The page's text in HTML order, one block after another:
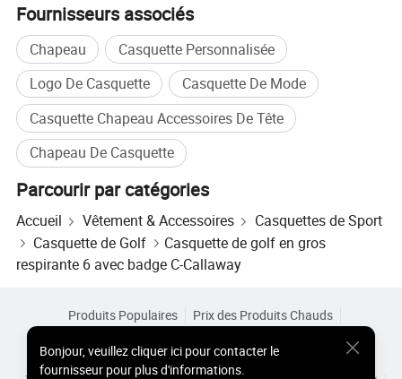
Fournisseurs associés
Chapeau
Casquette Personnalisée
Logo De Casquette
Casquette De Mode
Casquette Chapeau Accessoires De Tête
Chapeau De Casquette
Parcourir par catégories
Accueil Vêtement & Accessoires
Casquettes de Sport
Casquette de Golf
Casquette de golf en gros
respirante 6 avec badge C-Callaway
Bonjour,veuillez cliquer ici pour contacter le
fournisseur pour plus d'informations.
Produits Populaires
Prix des Produits Chauds
Site PC
Aperçus